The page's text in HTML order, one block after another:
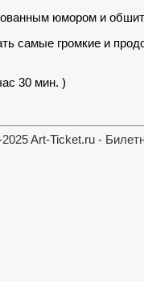
юмором и
самые громкие и
30 мин. )
Art-Ticket.ru -